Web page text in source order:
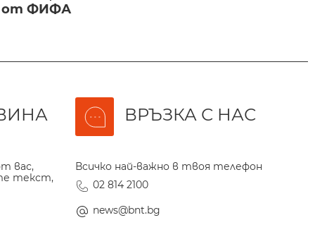
от ФИФА
вас,
текст,
ВРЪЗКА С НАС
Всичко най-важно в твоя телефон
02 814 2100
news@bnt.bg